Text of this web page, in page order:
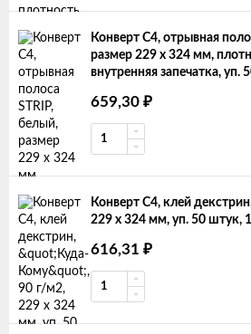
Конверт С4, отрывная
размер 229 х 324 мм,
внутренняя запечатка, уп.
659,30 ₽
Конверт С4, клей
229 х 324 мм, уп. 50 штук,
616,31 ₽